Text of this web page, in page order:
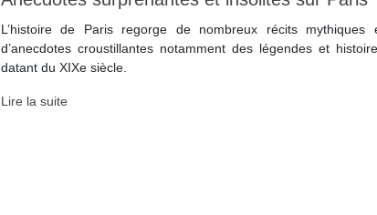
L’histoire de Paris regorge de nombreux récits mythiques
d’anecdotes croustillantes notamment des légendes et
datant du XIXe siècle.
Lire la suite